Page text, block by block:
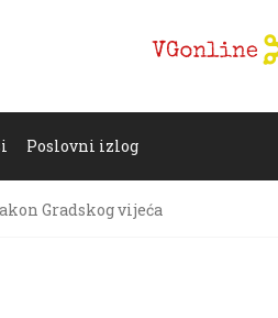
Poslovni izlog
Gradskog vijeća